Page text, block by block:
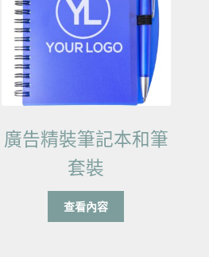
廣告精裝筆記本和筆
套裝
查看內容